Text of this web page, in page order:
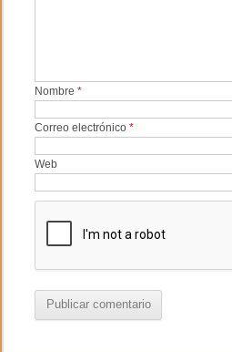
Nombre*
Correo electrónico*
Web